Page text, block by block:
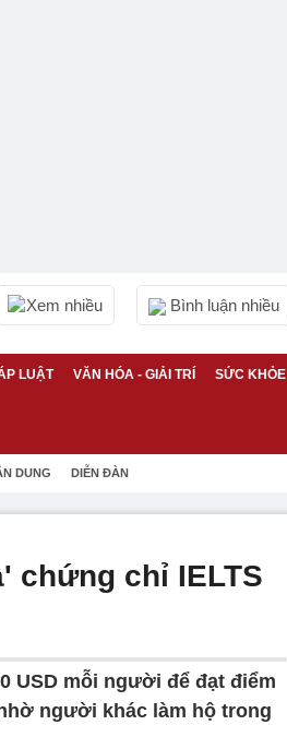
Xem nhiều Bình luận nhiều
LUẬT VĂN HÓA - GIẢI TRÍ SỨC KHỎE
DUNG DIỄN ĐÀN
chứng chỉ IELTS
USD mỗi người để đạt điểm
người khác làm hộ trong